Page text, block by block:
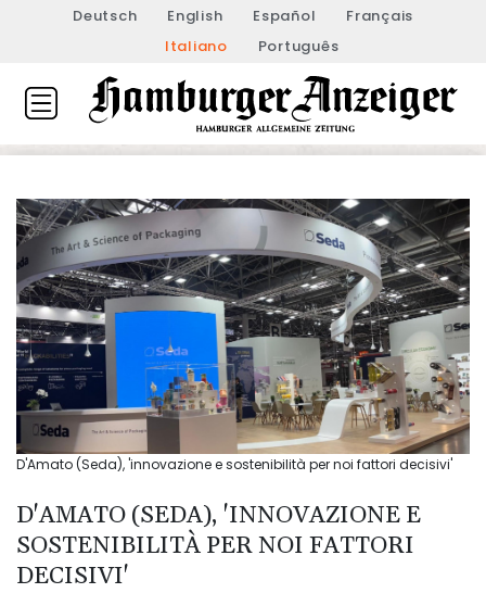
Deutsch English Español
Français
Italiano
Português
D'Amato (Seda), 'innovazione e sostenibilità per noi fattori decisivi'
D'AMATO (SEDA), 'INNOVAZIONE E
SOSTENIBILITÀ PER NOI FATTORI
DECISIVI'